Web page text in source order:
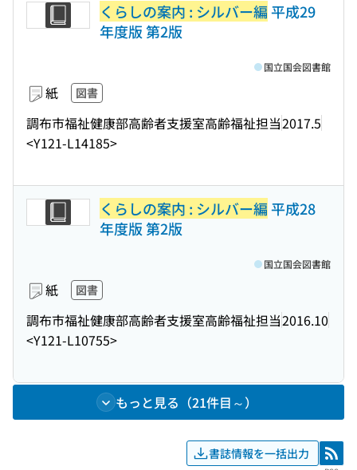
くらしの案内 : シルバー編平成29
年度版 第2版
紙 図書
調布市福祉健康部高齢者支援室高齢福祉担当2017.5
<Y121-L14185>
国立国会図書館
くらしの案内 : シルバー編平成28
年度版 第2版
紙 図書
調布市福祉健康部高齢者支援室高齢福祉担当2016.10
<Y121-L10755>
国立国会図書館
もっと見る（21件目～）
書誌情報を一括出力 RSS